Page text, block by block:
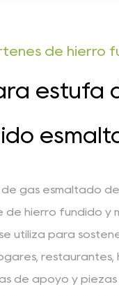
de hierro
estufa
gas esmaltado
de hierro fundido y
utiliza para
restaurantes,
de apoyo y piezas